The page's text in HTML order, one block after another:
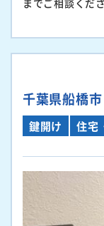
千葉県船橋
鍵開け 住宅